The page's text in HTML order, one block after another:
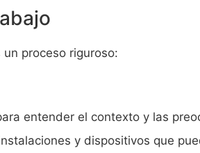
un proceso riguroso:
entender el contexto y las
y dispositivos que